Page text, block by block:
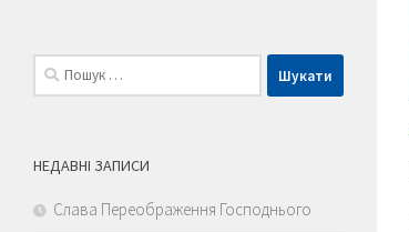
Пошук:
НЕДАВНІ ЗАПИСИ
Слава Переображення Господнього